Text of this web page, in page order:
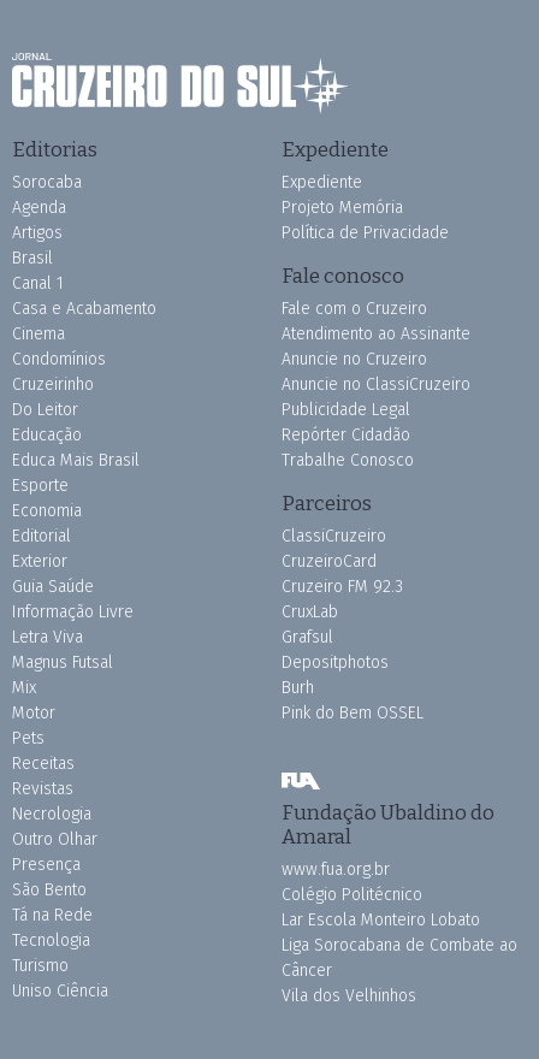
Editorias
Sorocaba
Agenda
Artigos
Brasil
Canal 1
Casa e Acabamento
Cinema
Condomínios
Cruzeirinho
Do Leitor
Educação
Educa Mais Brasil
Esporte
Economia
Editorial
Exterior
Guia Saúde
Informação Livre
Letra Viva
Magnus Futsal
Mix
Motor
Pets
Receitas
Revistas
Necrologia
Outro Olhar
Presença
São Bento
Tá na Rede
Tecnologia
Turismo
Uniso Ciência
Expediente
Expediente
Projeto Memória
Política de Privacidade
Fale conosco
Fale com o Cruzeiro
Atendimento ao Assinante
Anuncie no Cruzeiro
Anuncie no ClassiCruzeiro
Publicidade Legal
Repórter Cidadão
Trabalhe Conosco
Parceiros
ClassiCruzeiro
CruzeiroCard
Cruzeiro FM 92.3
CruxLab
Grafsul
Depositphotos
Burh
Pink do Bem OSSEL
Fundação Ubaldino do
Amaral
www.fua.org.br
Colégio Politécnico
Lar Escola Monteiro Lobato
Liga Sorocabana de Combate ao
Câncer
Vila dos Velhinhos